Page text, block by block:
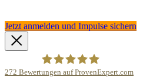
Jetzt anmelden und Impulse sichern
272 Bewertungen auf ProvenExpert.com